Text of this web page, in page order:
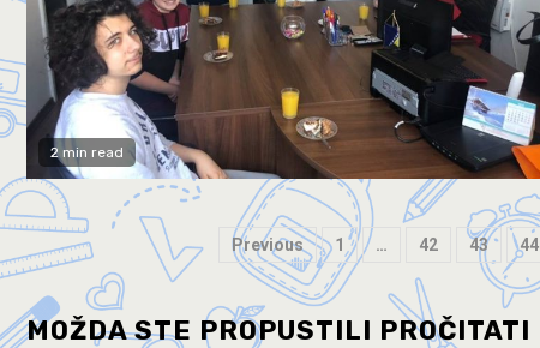
2 min read
Previous 1 … 42 43 44
MOŽDA STE PROPUSTILI PROČITATI